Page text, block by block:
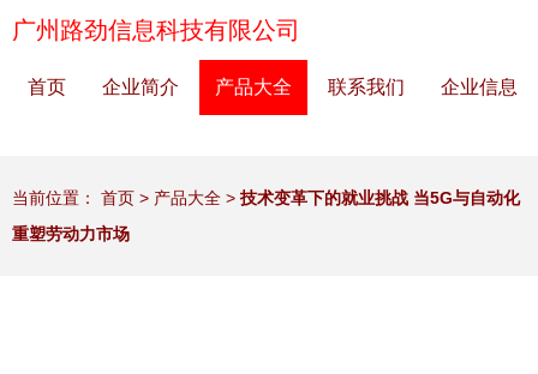
广州路劲信息科技有限公司
首页 企业简介 产品大全 联系我们 企业信息
当前位置： 首页 > 产品大全 > 技术变革下的就业挑战 当5G与自动化
重塑劳动力市场